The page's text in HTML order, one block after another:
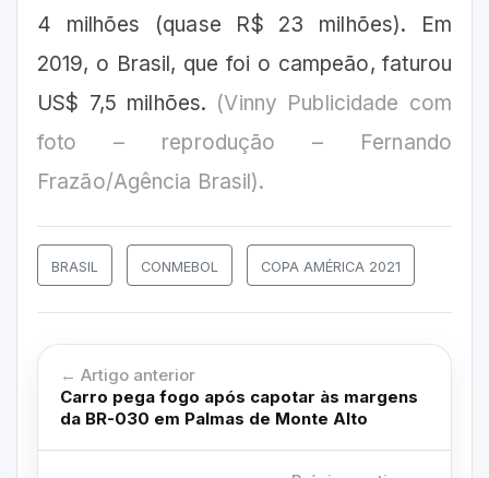
4 milhões (quase R$ 23 milhões). Em
2019, o Brasil, que foi o campeão, faturou
US$ 7,5 milhões. (Vinny Publicidade com
foto – reprodução – Fernando
Frazão/Agência Brasil).
BRASIL CONMEBOL COPA AMÉRICA 2021
← Artigo anterior
Carro pega fogo após capotar às margens
da BR-030 em Palmas de Monte Alto